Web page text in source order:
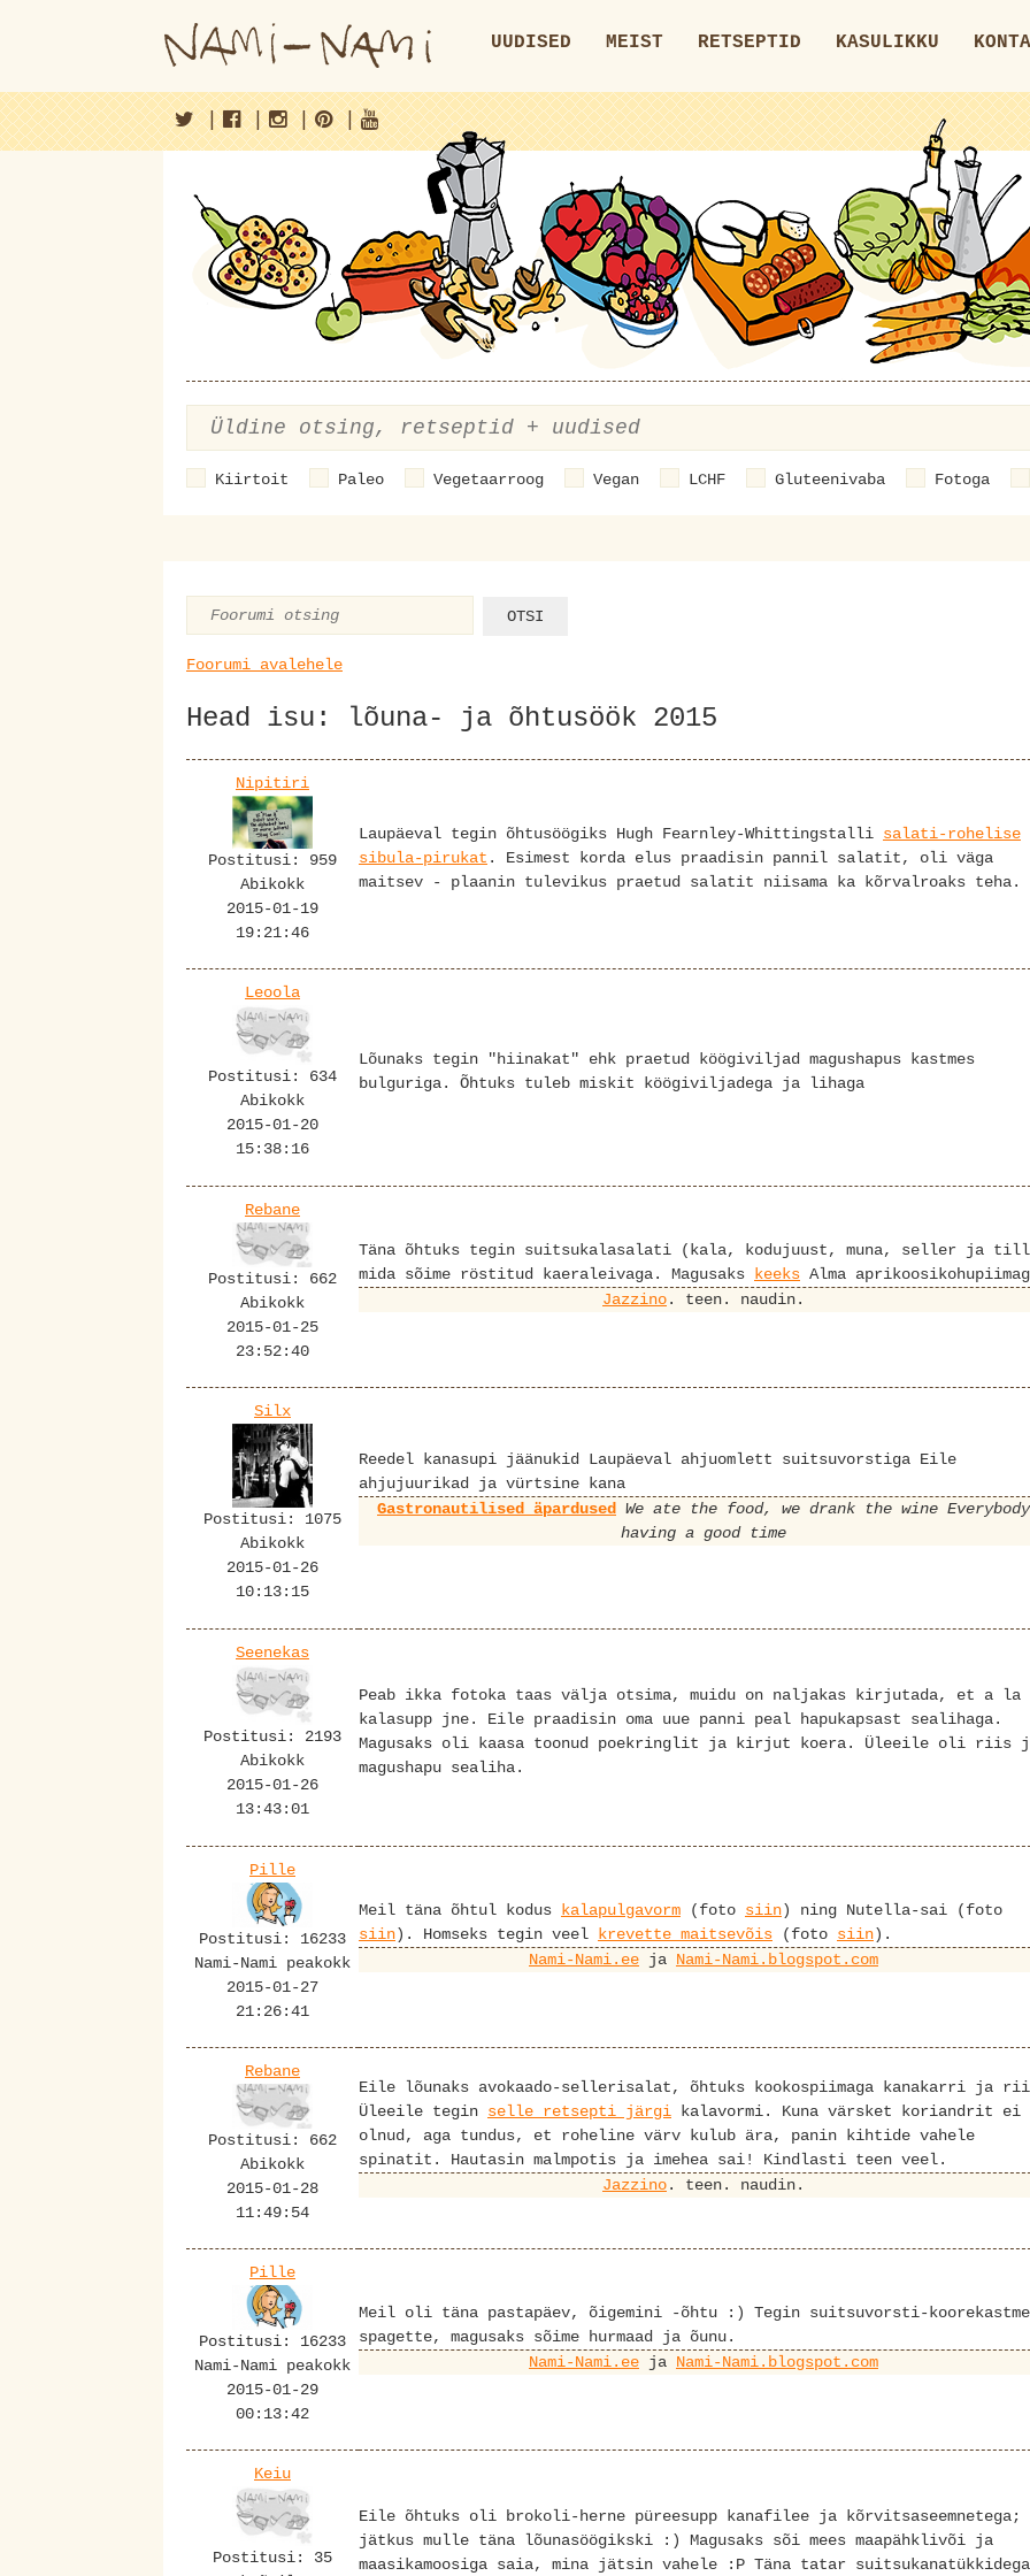
UUDISED MEIST RETSEPTID KASULIKKU
| | | |
Kiirtoit Paleo Vegetaarroog Vegan LCHF Gluteenivaba Fotoga
Foorumi avalehele
Head isu: lõuna- ja õhtusöök 2015
Nipitiri
Postitusi: 959
Abikokk
2015-01-19
19:21:46
Laupäeval tegin õhtusöögiks Hugh Fearnley-Whittingstalli salati-rohelise
sibula-pirukat . Esimest korda elus praadisin pannil salatit, oli väga
maitsev - plaanin tulevikus praetud salatit niisama ka kõrvalroaks teha.
Leoola
Postitusi: 634
Abikokk
2015-01-20
15:38:16
Lõunaks tegin "hiinakat" ehk praetud köögiviljad magushapus kastmes
bulguriga. Õhtuks tuleb miskit köögiviljadega ja lihaga
Rebane
Postitusi: 662
Abikokk
2015-01-25
23:52:40
Täna õhtuks tegin suitsukalasalati (kala, kodujuust, muna, seller ja
mida sõime röstitud kaeraleivaga. Magusaks
keeks Alma
Jazzino. teen. naudin.
Silx
Postitusi: 1075
Abikokk
2015-01-26
10:13:15
Reedel kanasupi jäänukid Laupäeval ahjuomlett suitsuvorstiga Eile
ahjujuurikad ja vürtsine kana
Gastronautilised äpardused
We ate the food, we drank the wine Everybody
having a good time
Seenekas
Postitusi: 2193
Abikokk
2015-01-26
13:43:01
Peab ikka fotoka taas välja otsima, muidu on naljakas kirjutada, et a la
kalasupp jne. Eile praadisin oma uue panni peal hapukapsast sealihaga.
Magusaks oli kaasa toonud poekringlit ja kirjut koera. Üleeile oli riis
magushapu sealiha.
Pille
Postitusi: 16233
Nami-Nami peakokk
2015-01-27
21:26:41
Meil täna õhtul kodus kalapulgavorm (foto siin) ning Nutella-sai (foto
siin). Homseks tegin veel krevette maitsevõis (foto siin).
Nami-Nami.ee ja Nami-Nami.blogspot.com
Rebane
Postitusi: 662
Abikokk
2015-01-28
11:49:54
Eile lõunaks avokaado-sellerisalat, õhtuks kookospiimaga kanakarri ja
Üleeile tegin selle retsepti järgi kalavormi. Kuna värsket koriandrit ei
olnud, aga tundus, et roheline värv kulub ära, panin kihtide vahele
spinatit. Hautasin malmpotis ja imehea sai! Kindlasti teen veel.
Jazzino. teen. naudin.
Pille
Postitusi: 16233
Nami-Nami peakokk
2015-01-29
00:13:42
Meil oli täna pastapäev, õigemini -õhtu :) Tegin suitsuvorsti-
spagette, magusaks sõime hurmaad ja õunu.
Nami-Nami.ee ja Nami-Nami.blogspot.com
Keiu
Postitusi: 35
Eile õhtuks oli brokoli-herne püreesupp kanafilee ja kõrvitsaseemnetega;
jätkus mulle täna lõunasöögikski :) Magusaks sõi mees maapähklivõi ja
maasikamoosiga saia, mina jätsin vahele :P Täna tatar